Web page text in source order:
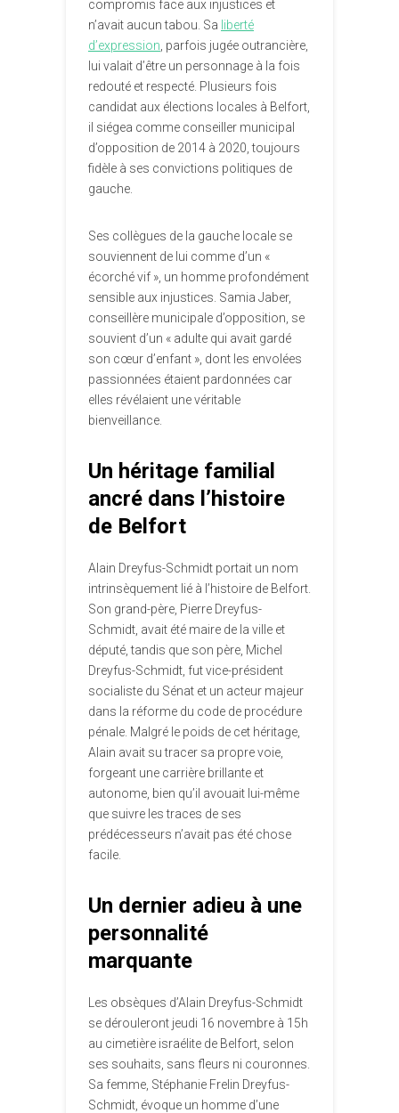
compromis face aux injustices et
n’avait aucun tabou. Sa liberté
d’expression , parfois jugée outrancière,
lui valait d’être un personnage à la fois
redouté et respecté. Plusieurs fois
candidat aux élections locales à Belfort,
il siégea comme conseiller municipal
d’opposition de 2014 à 2020, toujours
fidèle à ses convictions politiques de
gauche.
Ses collègues de la gauche locale se
souviennent de lui comme d’un «
écorché vif », un homme profondément
sensible aux injustices. Samia Jaber,
conseillère municipale d’opposition, se
souvient d’un « adulte qui avait gardé
son cœur d’enfant », dont les envolées
passionnées étaient pardonnées car
elles révélaient une véritable
bienveillance.
Un héritage familial
ancré dans l’histoire
de Belfort
Alain Dreyfus-Schmidt portait un nom
intrinsèquement lié à l’histoire de Belfort.
Son grand-père, Pierre Dreyfus-
Schmidt, avait été maire de la ville et
député, tandis que son père, Michel
Dreyfus-Schmidt, fut vice-président
socialiste du Sénat et un acteur majeur
dans la réforme du code de procédure
pénale. Malgré le poids de cet héritage,
Alain avait su tracer sa propre voie,
forgeant une carrière brillante et
autonome, bien qu’il avouait lui-même
que suivre les traces de ses
prédécesseurs n’avait pas été chose
facile.
Un dernier adieu à une
personnalité
marquante
Les obsèques d’Alain Dreyfus-Schmidt
se dérouleront jeudi 16 novembre à 15h
au cimetière israélite de Belfort, selon
ses souhaits, sans fleurs ni couronnes.
Sa femme, Stéphanie Frelin Dreyfus-
Schmidt, évoque un homme d’une